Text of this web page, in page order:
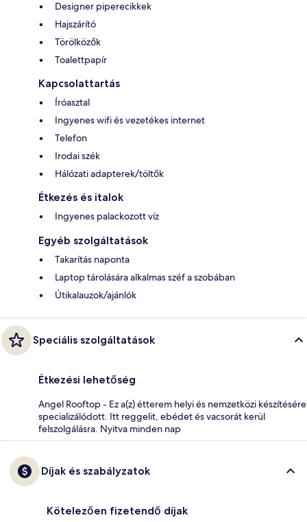
Designer piperecikkek
Hajszárító
Törölközők
Toalettpapír
Kapcsolattartás
Íróasztal
Ingyenes wifi és vezetékes internet
Telefon
Irodai szék
Hálózati adapterek/töltők
Étkezés és italok
Ingyenes palackozott víz
Egyéb szolgáltatások
Takarítás naponta
Laptop tárolására alkalmas széf a szobában
Útikalauzok/ajánlók
Speciális szolgáltatások
Étkezési lehetőség
Angel Rooftop - Ez a(z) étterem helyi és nemzetközi készítésére
specializálódott. Itt reggelit, ebédet és vacsorát kerül
felszolgálásra. Nyitva minden nap
Díjak és szabályzatok
Kötelezően fizetendő díjak